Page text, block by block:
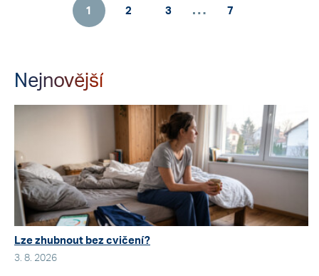
1 2 3 … 7
Nejnovější
Lze zhubnout bez cvičení?
3. 8. 2026